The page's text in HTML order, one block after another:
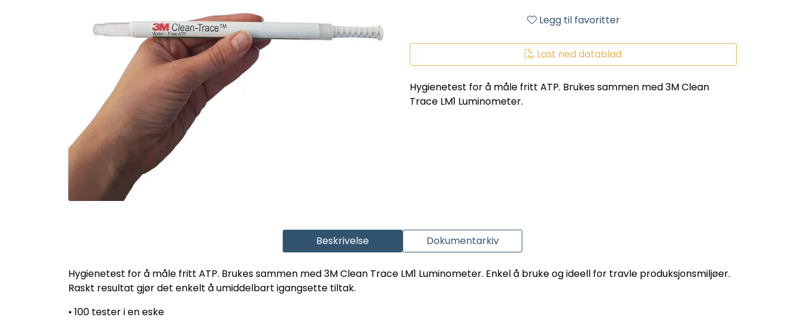
Legg til favoritter
Last ned datablad
Hygienetest for å måle fritt ATP. Brukes sammen med 3M Clean
Trace LM1 Luminometer.
Beskrivelse Dokumentarkiv
Hygienetest for å måle fritt ATP. Brukes sammen med 3M Clean Trace LM1 Luminometer. Enkel å bruke og ideell for travle produksjonsmiljøer.
Raskt resultat gjør det enkelt å umiddelbart igangsette tiltak.
• 100 tester i en eske